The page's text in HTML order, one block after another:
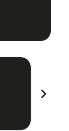
chevron_right